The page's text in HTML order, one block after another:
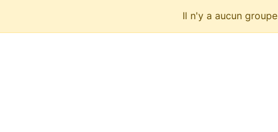
Il n'y a aucun groupe